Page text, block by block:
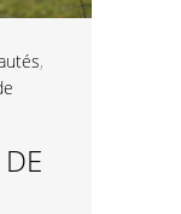
,